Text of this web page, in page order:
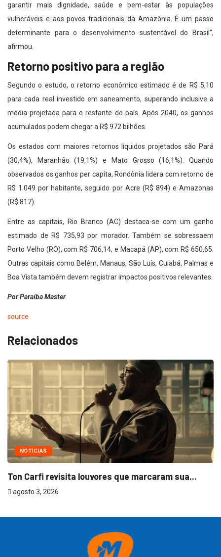
garantir mais dignidade, saúde e bem-estar às populações
vulneráveis e aos povos tradicionais da Amazônia. É um passo
determinante para o desenvolvimento sustentável do Brasil”,
afirmou.
Retorno positivo para a região
Segundo o estudo, o retorno econômico estimado é de R$ 5,10
para cada real investido em saneamento, superando inclusive a
média projetada para o restante do país. Após 2040, os ganhos
acumulados podem chegar a R$ 972 bilhões.
Os estados com maiores retornos líquidos projetados são Pará
(30,4%), Maranhão (19,1%) e Mato Grosso (16,1%). Quando
observados os ganhos per capita, Rondônia lidera com retorno de
R$ 1.049 por habitante, seguido por Acre (R$ 894) e Amazonas
(R$ 817).
Entre as capitais, Rio Branco (AC) destaca-se com um ganho
estimado de R$ 735,93 por morador. Também se sobressaem
Porto Velho (RO), com R$ 706,14, e Macapá (AP), com R$ 650,65.
Outras capitais como Belém, Manaus, São Luís, Cuiabá, Palmas e
Boa Vista também devem registrar impactos positivos relevantes.
Por Paraíba Master
source
Relacionados
NOTÍCIAS
Ton Carfi revisita louvores que marcaram sua...
agosto 3, 2026